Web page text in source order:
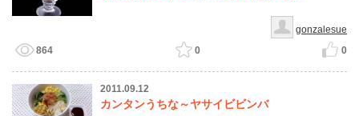
gonzalesue
864
0 0
2011.09.12
カンタンうちな～ヤサイビビンバ